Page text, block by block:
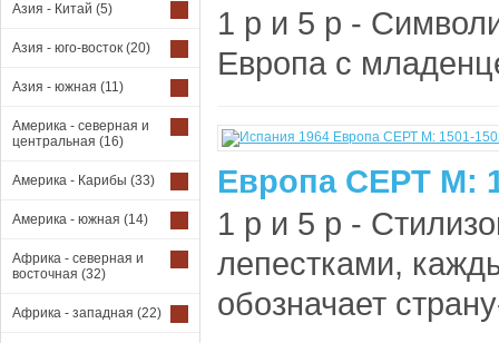
Азия - Китай (5)
Азия - юго-восток (20)
Азия - южная (11)
Америка - северная и
центральная (16)
Америка - Карибы (33)
Америка - южная (14)
Африка - северная и
восточная (32)
Африка - западная (22)
1 р и 5 р -
Европа с
Европа СЕРТ М:
1 р и 5 р -
лепестками,
обозначает